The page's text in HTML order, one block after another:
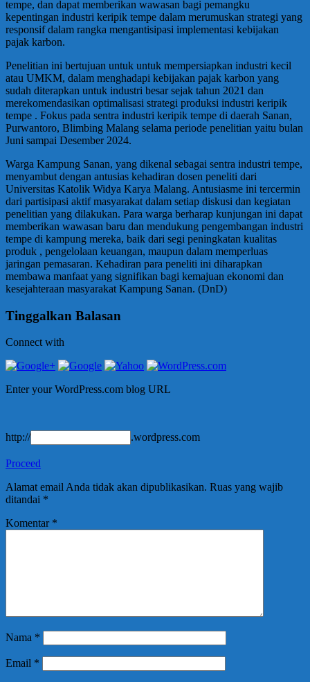
tempe, dan dapat memberikan wawasan bagi pemangku
kepentingan industri keripik tempe dalam merumuskan strategi yang
responsif dalam rangka mengantisipasi implementasi kebijakan
pajak karbon.
Penelitian ini bertujuan untuk untuk mempersiapkan industri kecil
atau UMKM, dalam menghadapi kebijakan pajak karbon yang
sudah diterapkan untuk industri besar sejak tahun 2021 dan
merekomendasikan optimalisasi strategi produksi industri keripik
tempe . Fokus pada sentra industri keripik tempe di daerah Sanan,
Purwantoro, Blimbing Malang selama periode penelitian yaitu bulan
Juni sampai Desember 2024.
Warga Kampung Sanan, yang dikenal sebagai sentra industri tempe,
menyambut dengan antusias kehadiran dosen peneliti dari
Universitas Katolik Widya Karya Malang. Antusiasme ini tercermin
dari partisipasi aktif masyarakat dalam setiap diskusi dan kegiatan
penelitian yang dilakukan. Para warga berharap kunjungan ini dapat
memberikan wawasan baru dan mendukung pengembangan industri
tempe di kampung mereka, baik dari segi peningkatan kualitas
produk , pengelolaan keuangan, maupun dalam memperluas
jaringan pemasaran. Kehadiran para peneliti ini diharapkan
membawa manfaat yang signifikan bagi kemajuan ekonomi dan
kesejahteraan masyarakat Kampung Sanan. (DnD)
Tinggalkan Balasan
Connect with
Enter your WordPress.com blog URL
http:// .wordpress.com
Proceed
Alamat email Anda tidak akan dipublikasikan. Ruas yang wajib
ditandai *
Komentar *
Nama *
Email *